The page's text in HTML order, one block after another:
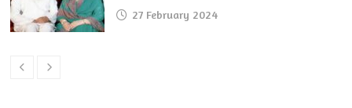
27 February 2024